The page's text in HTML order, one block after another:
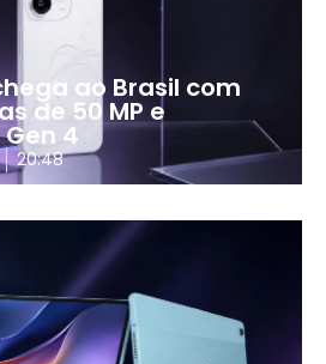
ao Brasil com
de 50 MP e
4
20:48